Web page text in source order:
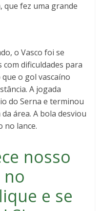
que fez uma grande
o Vasco foi se
dificuldades para
o gol vascaíno
A jogada
do Serna e terminou
área. A bola desviou
no lance.
nosso
no
e se